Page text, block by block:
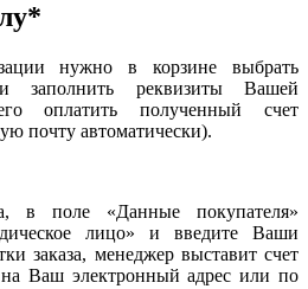
нужно в корзине выбрать
заполнить реквизиты Вашей
оплатить полученный счет
почту автоматически).
в поле «Данные покупателя»
лицо» и введите Ваши
заказа, менеджер выставит счет
Ваш электронный адрес или по